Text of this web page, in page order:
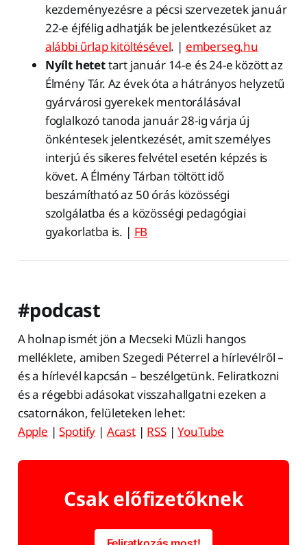
kezdeményezésre a pécsi szervezetek január
22-e éjfélig adhatják be jelentkezésüket az
alábbi űrlap kitöltésével. | emberseg.hu
Nyílt hetettart január 14-e és 24-e között az
Élmény Tár. Az évek óta a hátrányos helyzetű
gyárvárosi gyerekek mentorálásával
foglalkozó tanoda január 28-ig várja új
önkéntesek jelentkezését, amit személyes
interjú és sikeres felvétel esetén képzés is
követ. A Élmény Tárban töltött idő
beszámítható az 50 órás közösségi
szolgálatba és a közösségi pedagógiai
gyakorlatba is. | FB
#podcast
A holnap ismét jön a Mecseki Müzli hangos
melléklete, amiben Szegedi Péterrel a hírlevélről –
és a hírlevél kapcsán – beszélgetünk. Feliratkozni
és a régebbi adásokat visszahallgatni ezeken a
csatornákon, felületeken lehet:
Apple |Spotify | Acast| RSS|YouTube
Csak előfizetőknek